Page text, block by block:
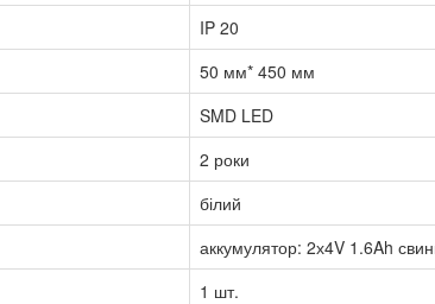
IP 20
50 мм* 450 мм
SMD LED
2 роки
білий
аккумулятор: 2х4V 1.6Ah
1 шт.